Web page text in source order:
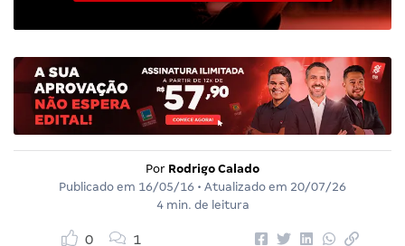
Por Rodrigo Calado
Publicado em 16/05/16 • Atualizado em 20/07/26
4 min. de leitura
0 1